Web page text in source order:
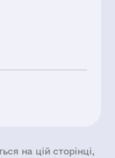
на цій сторінці,